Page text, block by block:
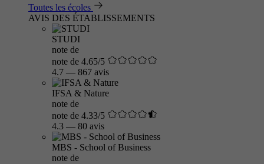
Toutes les écoles
AVIS DES ÉTABLISSEMENTS
STUDI
note de
note de 4.65/5
4.7 — 867 avis
IFSA & Nature
note de
note de 4.33/5
4.3 — 80 avis
MBS - School of Business
note de